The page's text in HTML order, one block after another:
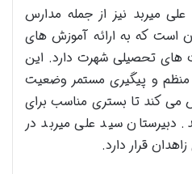
میربد نیز از جمله مدارس
است که به ارائه آموزش های
های تحصیلی شهرت دارد. این
منظم و پیگیری مستمر وضعیت
می کند تا بستری مناسب برای
دبیرستان سید علی میربد در
قرار دارد.